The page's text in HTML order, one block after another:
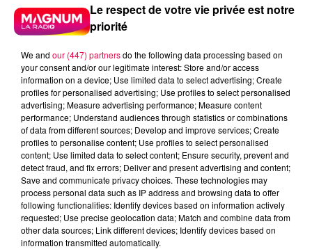
5 août 2026
Des assiettes Linvosges rappelées pour
excès de plomb
Du plomb a été détecté dans deux assiettes en
céramique vendues entre 2020 et 2022 par Linvosges.
Le respect de votre vie privée est notre
priorité
We and our (447) partnersdo the following data processing based on
your consent and/or our legitimate interest: Store and/or access
information on a device; Use limited data to select advertising; Create
profiles for personalised advertising; Use profiles to select personalised
advertising; Measure advertising performance; Measure content
performance; Understand audiences through statistics or combinations
of data from different sources; Develop and improve services; Create
profiles to personalise content; Use profiles to select personalised
content; Use limited data to select content; Ensure security, prevent and
detect fraud, and fix errors; Deliver and present advertising and content;
Save and communicate privacy choices. These technologies may
process personal data such as IP address and browsing data to offer
following functionalities: Identify devices based on information actively
requested; Use precise geolocation data; Match and combine data from
other data sources; Link different devices; Identify devices based on
information transmitted automatically.